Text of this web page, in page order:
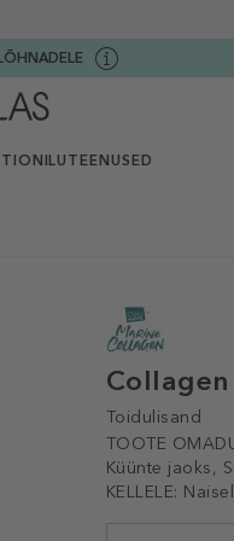
ILUTEENUSED
Collagen
Toidulisand
TOOTE
Küünte jaoks,
KELLELE: